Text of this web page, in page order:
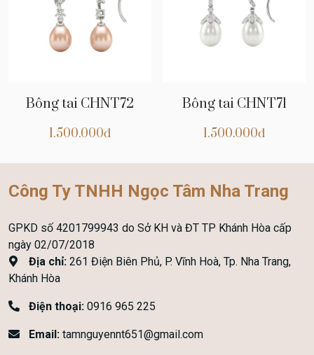
Bông tai CHNT72
1.500.000đ
Bông tai CHNT71
1.500.000đ
Công Ty TNHH Ngọc Tâm Nha Trang
GPKD số 4201799943 do Sở KH và ĐT TP Khánh Hòa cấp
ngày 02/07/2018
Địa chỉ: 261 Điện Biên Phủ, P. Vĩnh Hoà, Tp. Nha Trang,
Khánh Hòa
Điện thoại: 0916 965 225
Email: tamnguyennt651@gmail.com